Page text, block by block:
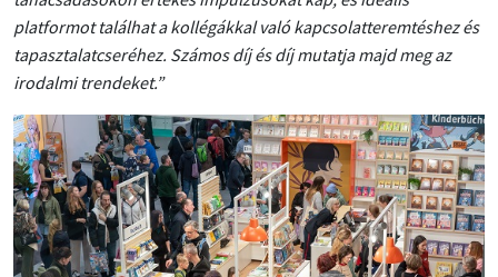
platformot találhat a kollégákkal való kapcsolatteremtéshez és
tapasztalatcseréhez. Számos díj és díj mutatja majd meg az
irodalmi trendeket.”